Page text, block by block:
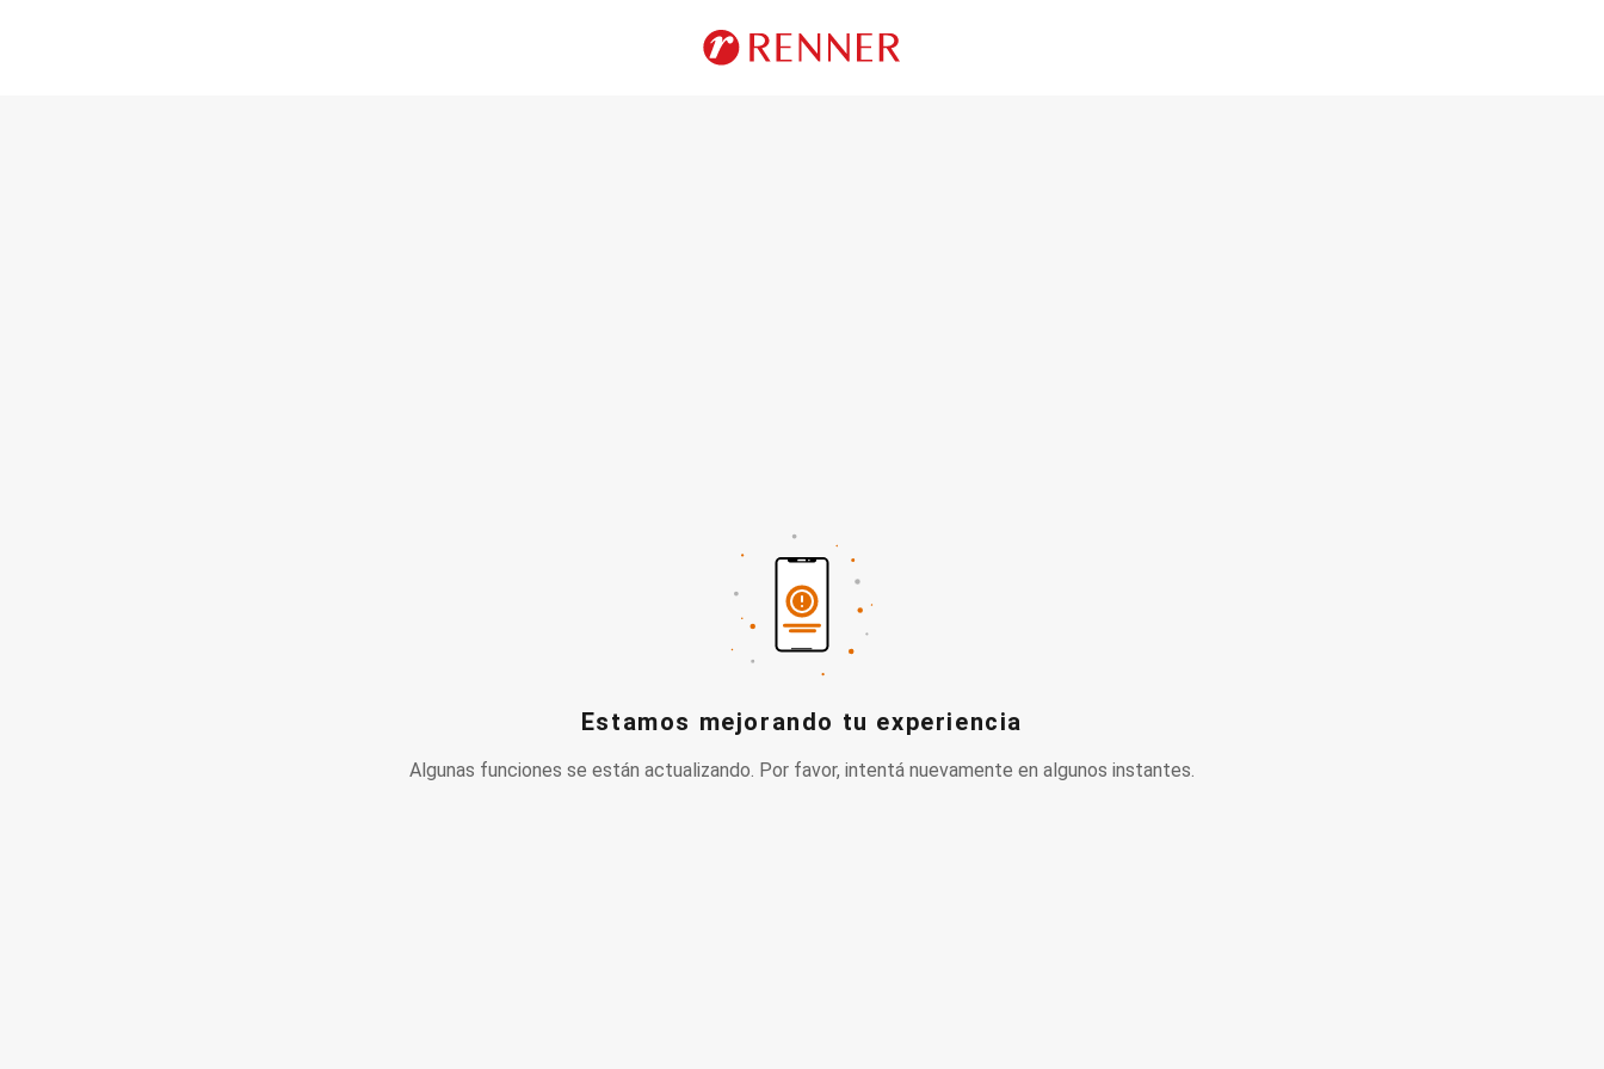
Estamos mejorando tu experiencia
Algunas funciones se están actualizando. Por favor, intentá nuevamente en algunos instantes.